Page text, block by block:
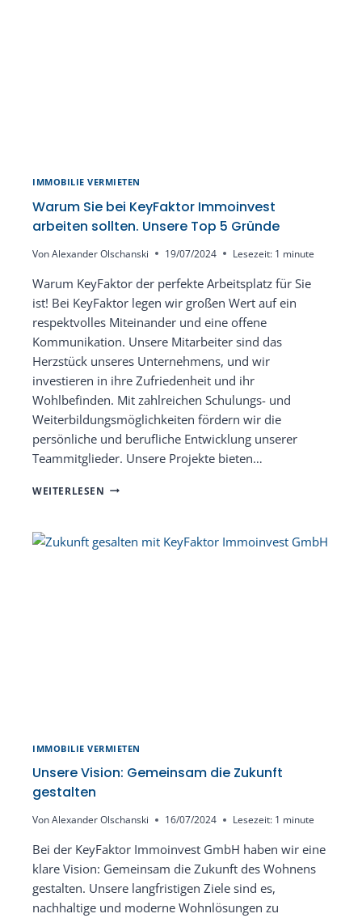
IMMOBILIE VERMIETEN
Warum Sie bei KeyFaktor Immoinvest
arbeiten sollten. Unsere Top 5 Gründe
VonAlexander Olschanski 19/07/2024 Lesezeit: 1 minute
Warum KeyFaktor der perfekte Arbeitsplatz für Sie
ist! Bei KeyFaktor legen wir großen Wert auf ein
respektvolles Miteinander und eine offene
Kommunikation. Unsere Mitarbeiter sind das
Herzstück unseres Unternehmens, und wir
investieren in ihre Zufriedenheit und ihr
Wohlbefinden. Mit zahlreichen Schulungs- und
Weiterbildungsmöglichkeiten fördern wir die
persönliche und berufliche Entwicklung unserer
Teammitglieder. Unsere Projekte bieten…
WEITERLESEN WARUM
IMMOINVEST
IMMOBILIE VERMIETEN
Unsere Vision: Gemeinsam die Zukunft
gestalten
VonAlexander Olschanski 16/07/2024 Lesezeit: 1 minute
Bei der KeyFaktor Immoinvest GmbH haben wir eine
klare Vision: Gemeinsam die Zukunft des Wohnens
gestalten. Unsere langfristigen Ziele sind es,
nachhaltige und moderne Wohnlösungen zu